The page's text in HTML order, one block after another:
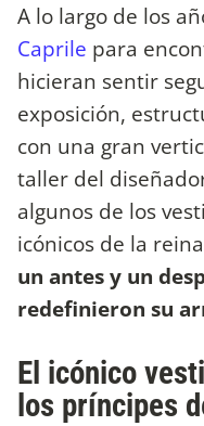
A lo largo de los
Caprile para
hicieran sentir
exposición,
con una gran
taller del
algunos de los
icónicos de la
un antes y un
redefinieron su
El icónico
los príncipes